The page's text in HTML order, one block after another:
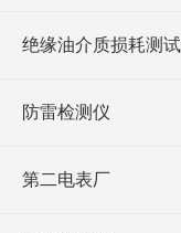
绝缘油介质损耗测
防雷检测仪
第二电表厂